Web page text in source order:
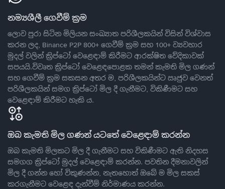
නම්‍යශීලී ගෙවීම් ක්‍රම
ලොව පුරා සිටින මිලියන සංඛ්‍යාත පරිශීලකයින් විසින් විශ්වාස
කරන ලද, Binance P2P 800+ ගෙවීම් ක්‍රම සහ 100+ ව්‍යවහාර
මුදල් වලින් ක්‍රිප්ටෝ වෙළෙඳාම් කිරීමට ආරක්ෂිත වේදිකාවක්
සපයයි.විවෘත ක්‍රිප්ටෝ වෙළෙඳපොළක තමන් කැමති මිල ගණන්
සහ ගෙවීම් ක්‍රම සකසන අතර ම, පරිශීලකයින්ට ඍජුව වෙනත්
පරිශීලකයින් සමග ක්‍රිප්ටෝ මිල දී ගැනීමට, විකිණීමට සහ
වෙළෙඳාම් කිරීමට හැකි ය.
ඔබ කැමති මිල ගණන් යටතේ වෙළෙඳාම් කරන්න
ඔබ කැමති මිලකට මිල දී ගැනීමට සහ විකිණීමට ඇති නිදහස
සමගග ක්‍රිප්ටෝ මුදල් වෙළෙඳාම් කරන්න. පවතින දීමනාවලින්
මිල දී ගන්න හෝ විකුණන්න, නැතහොත් ඔබේ ම මිල සකස්
කරගැනීමට වෙළෙඳ දැන්වීම් නිර්මාණය කරන්න.